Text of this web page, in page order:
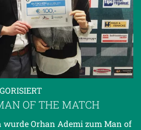
OF THE MATCH
wurde Orhan Ademi zum Man of